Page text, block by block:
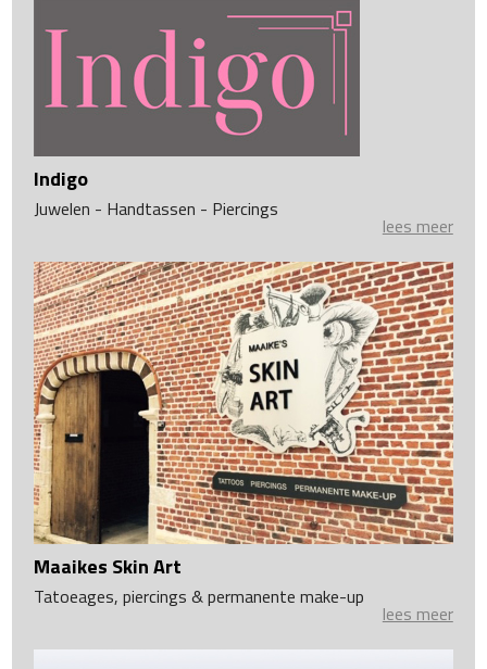
Indigo
Juwelen - Handtassen - Piercings
lees meer
Maaikes Skin Art
Tatoeages, piercings & permanente make-up
lees meer